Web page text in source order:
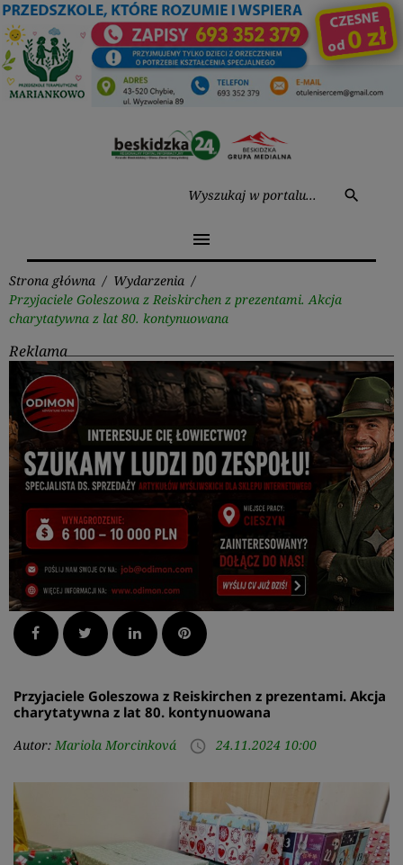
Przejdź
do
treści
search
menu
Strona główna / Wydarzenia /
Przyjaciele Goleszowa z Reiskirchen z prezentami. Akcja
charytatywna z lat 80. kontynuowana
Reklama
Facebook Twitter LinkedInPinterest
Przyjaciele Goleszowa z Reiskirchen z prezentami. Akcja
charytatywna z lat 80. kontynuowana
Autor: Mariola Morcinková access_time 24.11.2024 10:00